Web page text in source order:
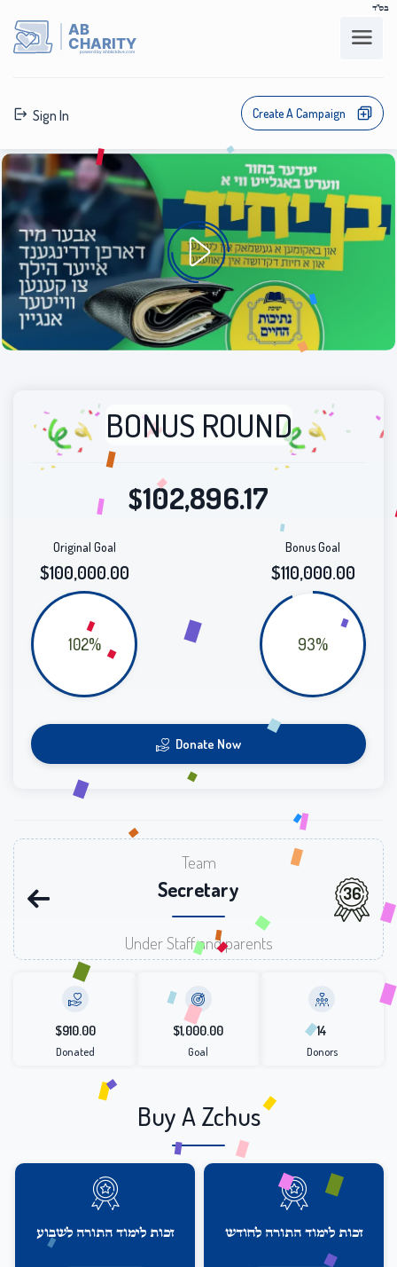
בס"ד
AB
CHARITY
powerd by ahblicklive.com
Sign In Create A Campaign
BONUS ROUND
$102,896.17
Bonus Goal
$110,000.00
93%
Original Goal
$100,000.00
102%
Donate Now
Team
Secretary
Under Staff and parents
36
$910.00
Donated
$1,000.00
Goal
14
Donors
Buy A Zchus
זכות לימוד התורה לחודש זכות לימוד התורה לשבוע